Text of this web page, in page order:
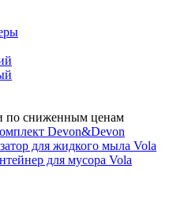
по сниженным ценам
Devon&Devon
для жидкого мыла Vola
для мусора Vola